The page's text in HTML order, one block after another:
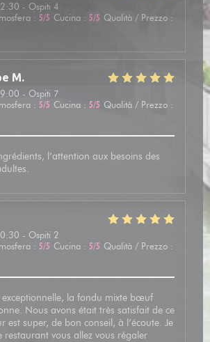
- Ospiti 4
: 5/5 Cucina : 5/5 Qualità / Prezzo :
M
- Ospiti 7
: 5/5 Cucina : 5/5 Qualità / Prezzo :
l’attention aux besoins des
- Ospiti 2
: 5/5 Cucina : 5/5 Qualità / Prezzo :
exceptionnelle, la fondu mixte bœuf
Nous avons était très satisfait de ce
est super, de bon conseil, à l’écoute. Je
restaurant vous allez vous régaler